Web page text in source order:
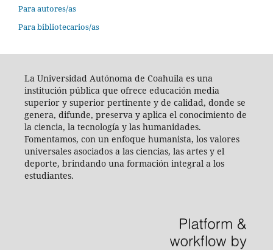
Para autores/as
Para bibliotecarios/as
La Universidad Autónoma de Coahuila es una
institución pública que ofrece educación media
superior y superior pertinente y de calidad, donde se
genera, difunde, preserva y aplica el conocimiento de
la ciencia, la tecnología y las humanidades.
Fomentamos, con un enfoque humanista, los valores
universales asociados a las ciencias, las artes y el
deporte, brindando una formación integral a los
estudiantes.